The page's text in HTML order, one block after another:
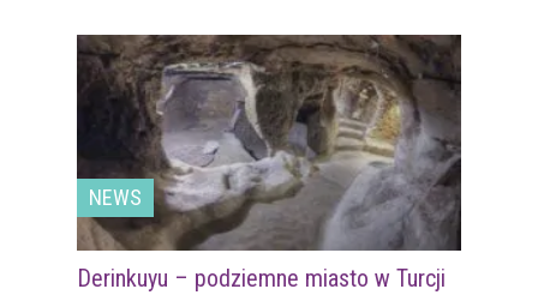
NEWS
Derinkuyu – podziemne miasto w Turcji